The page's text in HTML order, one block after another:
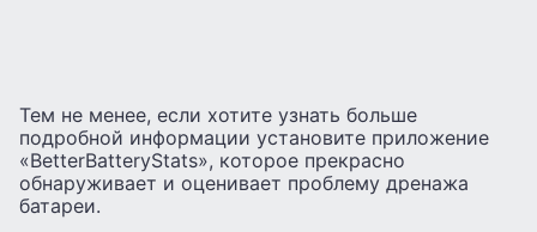
Тем не менее, если хотите узнать больше
подробной информации установите приложение
«BetterBatteryStats», которое прекрасно
обнаруживает и оценивает проблему дренажа
батареи.